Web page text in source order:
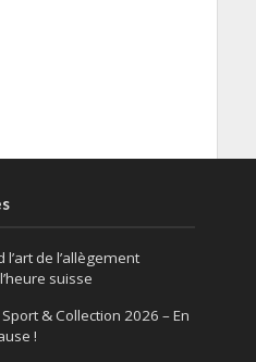
l’art de l’allègement
suisse
Sport & Collection 2026 – En
!